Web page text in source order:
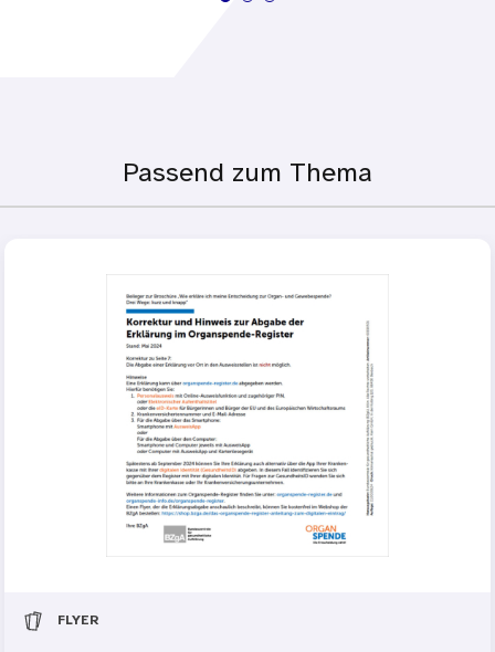
Passend zum Thema
FLYER